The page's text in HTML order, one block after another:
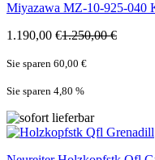
Miyazawa MZ-10-925-040
1.190,00 €1.250,00 €
Sie sparen 60,00 €
Sie sparen 4,80 %